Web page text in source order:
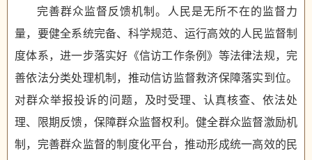
完善群众监督反馈机制。人民是无所不在的监督力
量，要健全系统完备、科学规范、运行高效的人民监督制
度体系，进一步落实好《信访工作条例》等法律法规，完
善依法分类处理机制，推动信访监督救济保障落实到位。
对群众举报投诉的问题，及时受理、认真核查、依法处
理、限期反馈，保障群众监督权利。健全群众监督激励机
制，完善群众监督的制度化平台，推动形成统一高效的民